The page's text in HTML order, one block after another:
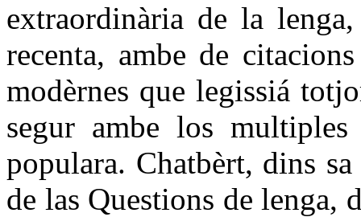
extraordinària de la
recenta, ambe de
modèrnes que legissiá
segur ambe los
populara. Chatbèrt, dins
de las Questions de lenga,